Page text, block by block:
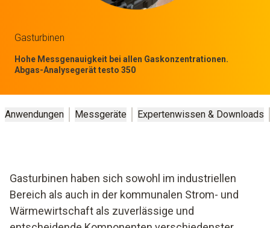
Gasturbinen
Hohe Messgenauigkeit bei allen Gaskonzentrationen.
Abgas-Analysegerät testo 350
Anwendungen Messgeräte Expertenwissen & Downloads
Gasturbinen haben sich sowohl im industriellen
Bereich als auch in der kommunalen Strom- und
Wärmewirtschaft als zuverlässige und